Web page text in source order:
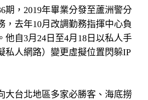
期，2019年畢業分發至蘆洲警分
，去年10月改調勤務指揮中心負
他自3月24日至4月18日以私人手
私人網路）變更虛擬位置閃躲IP
大台北地區多家必勝客、海底撈